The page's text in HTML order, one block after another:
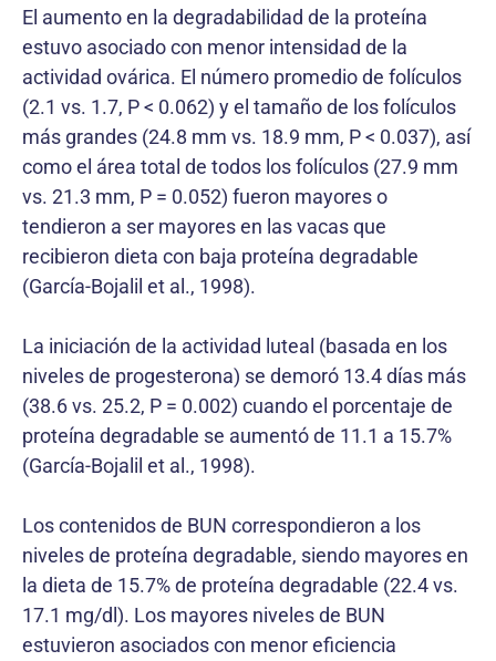
El aumento en la degradabilidad de la proteína
estuvo asociado con menor intensidad de la
actividad ovárica. El número promedio de folículos
(2.1 vs. 1.7, P < 0.062) y el tamaño de los folículos
más grandes (24.8 mm vs. 18.9 mm, P < 0.037), así
como el área total de todos los folículos (27.9 mm
vs. 21.3 mm, P = 0.052) fueron mayores o
tendieron a ser mayores en las vacas que
recibieron dieta con baja proteína degradable
(García-Bojalil et al., 1998).
La iniciación de la actividad luteal (basada en los
niveles de progesterona) se demoró 13.4 días más
(38.6 vs. 25.2, P = 0.002) cuando el porcentaje de
proteína degradable se aumentó de 11.1 a 15.7%
(García-Bojalil et al., 1998).
Los contenidos de BUN correspondieron a los
niveles de proteína degradable, siendo mayores en
la dieta de 15.7% de proteína degradable (22.4 vs.
17.1 mg/dl). Los mayores niveles de BUN
estuvieron asociados con menor eficiencia